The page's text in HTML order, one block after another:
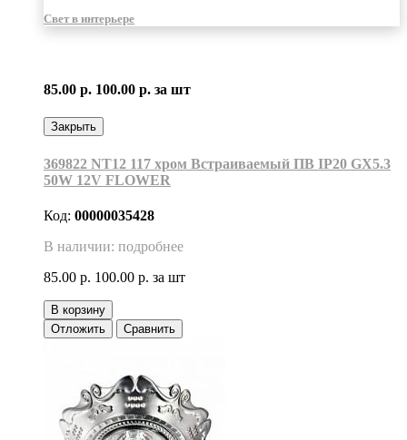
Свет в интерьере
85.00 р. 100.00 р. за шт
Закрыть
369822 NT12 117 хром Встраиваемый ПВ IP20 GX5.3
50W 12V FLOWER
Код: 00000035428
В наличии: подробнее
85.00 р. 100.00 р. за шт
В корзину
Отложить
Сравнить